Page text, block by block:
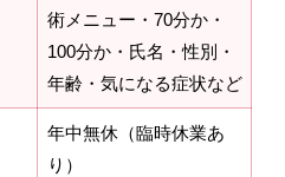
術メニュー・70分か・
100分か・氏名・性別・
年齢・気になる症状など
年中無休（臨時休業あ
り）